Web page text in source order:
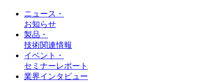
ニュース・
お知らせ
製品・
技術関連情報
イベント・
セミナーレポート
業界インタビュー